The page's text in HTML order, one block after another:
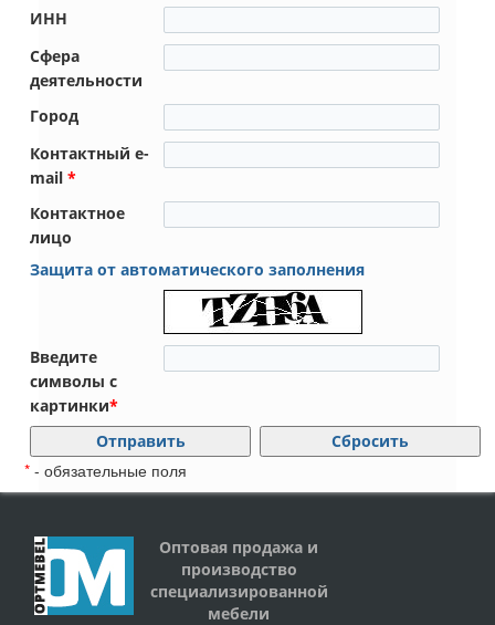
ИНН
Сфера
деятельности
Город
Контактный e-
mail *
Контактное
лицо
Защита от автоматического заполнения
Введите
символы с
картинки*
* - обязательные поля
Оптовая продажа и
производство
специализированной
мебели